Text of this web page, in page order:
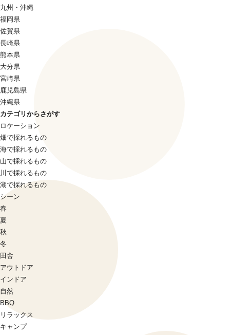
九州・沖縄
福岡県
佐賀県
長崎県
熊本県
大分県
宮崎県
鹿児島県
沖縄県
カテゴリからさがす
ロケーション
畑で採れるもの
海で採れるもの
山で採れるもの
川で採れるもの
湖で採れるもの
シーン
春
夏
秋
冬
田舎
アウトドア
インドア
自然
BBQ
リラックス
キャンプ